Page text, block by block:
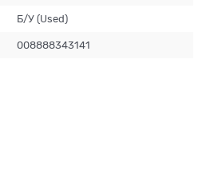
Б/У (Used)
008888343141